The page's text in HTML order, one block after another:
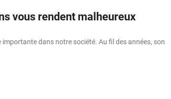
vous rendent malheureux
dans notre société. Au fil des années, son